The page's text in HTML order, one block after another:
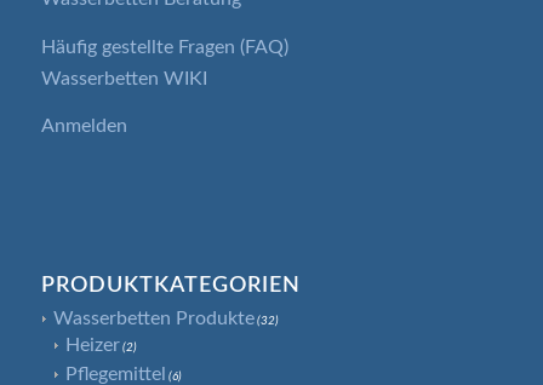
Häufig gestellte Fragen (FAQ)
Wasserbetten WIKI
Anmelden
PRODUKTKATEGORIEN
Wasserbetten Produkte (32)
Heizer (2)
Pflegemittel (6)